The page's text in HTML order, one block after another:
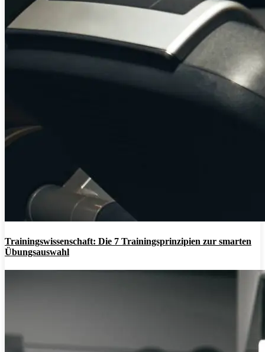
Trainingswissenschaft: Die 7 Trainingsprinzipien zur smarten
Übungsauswahl